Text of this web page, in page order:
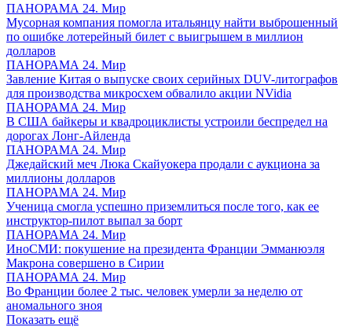
ПАНОРАМА 24. Мир
Мусорная компания помогла итальянцу найти выброшенный
по ошибке лотерейный билет с выигрышем в миллион
долларов
ПАНОРАМА 24. Мир
Завление Китая о выпуске своих серийных DUV-литографов
для производства микросхем обвалило акции NVidia
ПАНОРАМА 24. Мир
В США байкеры и квадроциклисты устроили беспредел на
дорогах Лонг-Айленда
ПАНОРАМА 24. Мир
Джедайский меч Люка Скайуокера продали с аукциона за
миллионы долларов
ПАНОРАМА 24. Мир
Ученица смогла успешно приземлиться после того, как ее
инструктор-пилот выпал за борт
ПАНОРАМА 24. Мир
ИноСМИ: покушение на президента Франции Эмманюэля
Макрона совершено в Сирии
ПАНОРАМА 24. Мир
Во Франции более 2 тыс. человек умерли за неделю от
аномального зноя
Показать ещё